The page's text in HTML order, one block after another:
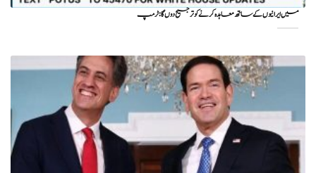
میں ایرانیوں کے ساتھ معاہدہ کرنے کو ترجیح دوں گا : ٹرمپ